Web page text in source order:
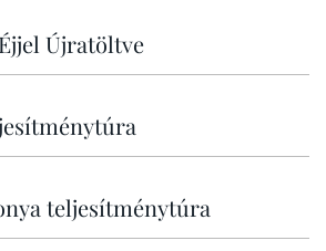
Újratöltve
teljesítménytúra